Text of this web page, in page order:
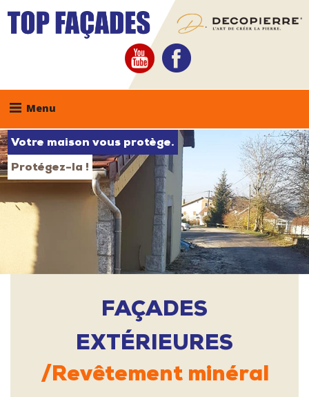
Skip
youtube
Menu
Votre maison vous protège.
Protégez-la !
FAÇADES
EXTÉRIEURES
Revêtement minéral